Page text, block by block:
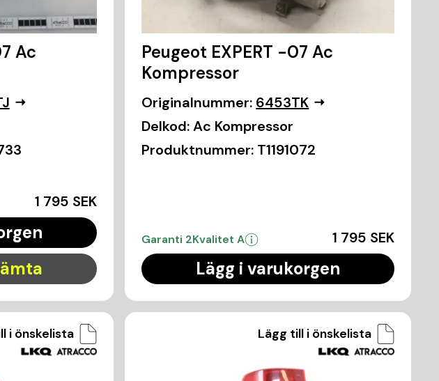
Ac
1 795 SEK
Peugeot EXPERT -07 Ac
Kompressor
Originalnummer: 6453TK
Delkod: Ac Kompressor
Produktnummer: T1191072
Garanti 2Kvalitet A 1 795 SEK
Lägg i varukorgen
i önskelista Lägg till i önskelista